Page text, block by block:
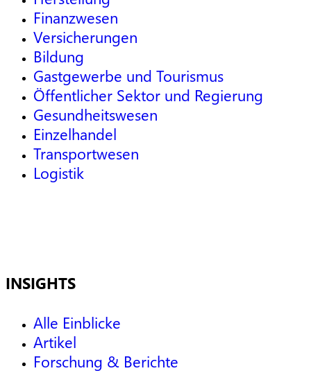
Finanzwesen
Versicherungen
Bildung
Gastgewerbe und Tourismus
Öffentlicher Sektor und Regierung
Gesundheitswesen
Einzelhandel
Transportwesen
Logistik
INSIGHTS
Alle Einblicke
Artikel
Forschung & Berichte